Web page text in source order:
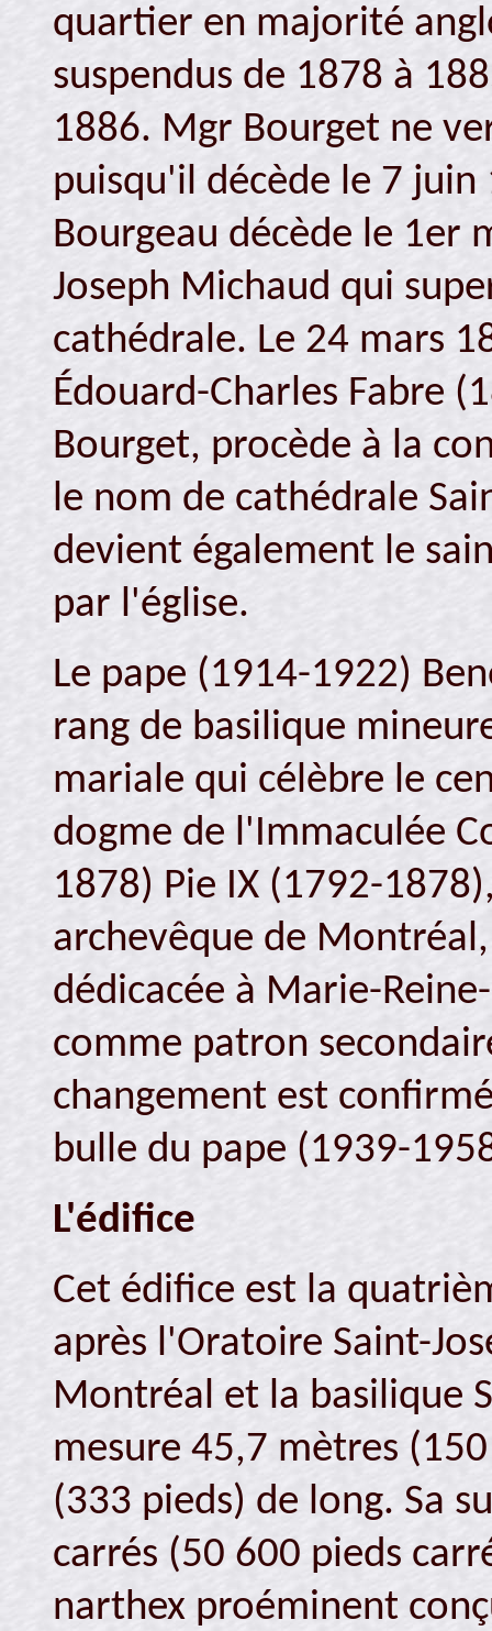
quartier en majorité
suspendus de 1878 à
1886. Mgr Bourget ne
puisqu'il décède le 7
Bourgeau décède le 1er
Joseph Michaud qui
cathédrale. Le 24 mars
Édouard-Charles Fabre
Bourget, procède à la
le nom de cathédrale
devient également le
par l'église.
Le pape (1914-1922)
rang de basilique
mariale qui célèbre le
dogme de l'Immaculée
1878) Pie IX (1792-
archevêque de
dédicacée à Marie-
comme patron
changement est
bulle du pape (1939-
L'édifice
Cet édifice est la
après l'Oratoire Saint-
Montréal et la basilique
mesure 45,7 mètres
(333 pieds) de long. Sa
carrés (50 600 pieds
narthex proéminent